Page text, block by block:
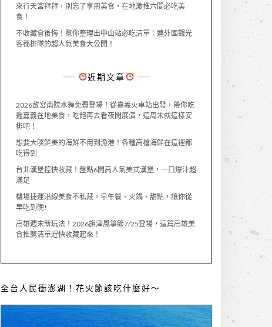
來行天宮拜拜，別忘了享用美食，在地激推六間必吃美
食！
不收藏會後悔！幫你整理出中山站必吃清單：連外國觀光
客都排隊的超人氣美食大公開！
近期文章
2026故宮南院水舞免費登場！從嘉義火車站出發，帶你吃
遍嘉義在地美食，吃飽再去看夜間展演，這周末就這樣安
排吧！
想要大啖鮮美的海鮮不用到漁港！各種高檔海鮮在這裡都
吃得到
台北漢堡控快收藏！盤點6間高人氣美式漢堡，一口爆汁超
滿足
機場捷運沿線美食不私藏，早午餐、火鍋、甜點，讓你從
早吃到晚!
高雄週末新玩法！2026旗津風箏節7/25登場，這篇高雄美
食推薦清單趕快收藏起來！
全台人民衝澎湖！花火節該吃什麼好～